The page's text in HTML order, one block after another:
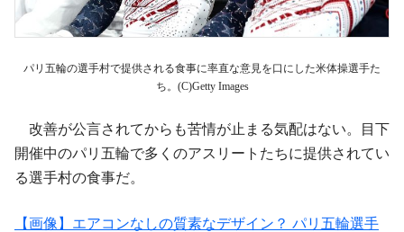
パリ五輪の選手村で提供される食事に率直な意見を口にした米体操選手た
ち。(C)Getty Images
改善が公言されてからも苦情が止まる気配はない。目下
開催中のパリ五輪で多くのアスリートたちに提供されてい
る選手村の食事だ。
【画像】エアコンなしの質素なデザイン？ パリ五輪選手